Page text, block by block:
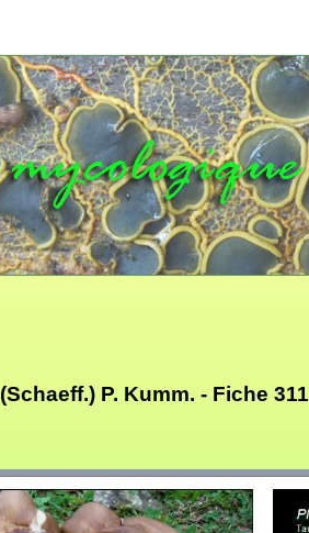
(Schaeff.) P. Kumm. - Fiche 311